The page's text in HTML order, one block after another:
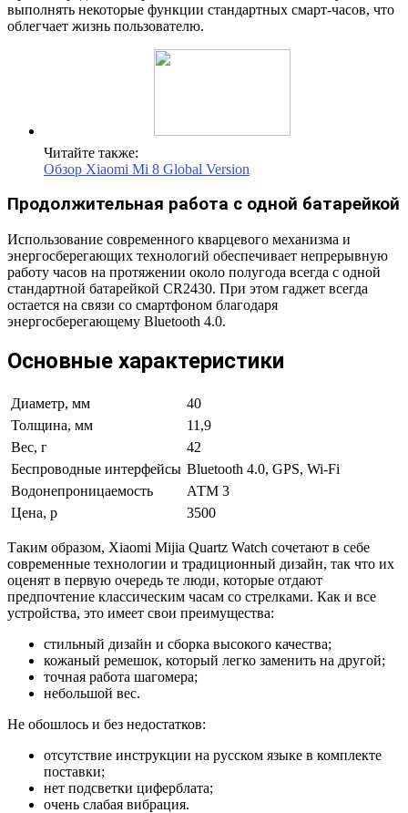
выполнять некоторые функции стандартных смарт-часов, что
облегчает жизнь пользователю.
Читайте также:
Обзор Xiaomi Mi 8 Global Version
Продолжительная работа с одной батарейкой
Использование современного кварцевого механизма и
энергосберегающих технологий обеспечивает непрерывную
работу часов на протяжении около полугода всегда с одной
стандартной батарейкой CR2430. При этом гаджет всегда
остается на связи со смартфоном благодаря
энергосберегающему Bluetooth 4.0.
Основные характеристики
Диаметр, мм
40
Толщина, мм
11,9
Вес, г
42
Беспроводные интерфейсы Bluetooth 4.0, GPS, Wi-Fi
Водонепроницаемость
АТМ 3
Цена, р
3500
Таким образом, Xiaomi Mijia Quartz Watch сочетают в себе
современные технологии и традиционный дизайн, так что их
оценят в первую очередь те люди, которые отдают
предпочтение классическим часам со стрелками. Как и все
устройства, это имеет свои преимущества:
стильный дизайн и сборка высокого качества;
кожаный ремешок, который легко заменить на другой;
точная работа шагомера;
небольшой вес.
Не обошлось и без недостатков:
отсутствие инструкции на русском языке в комплекте
поставки;
нет подсветки циферблата;
очень слабая вибрация.